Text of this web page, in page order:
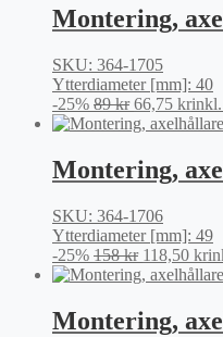
var:
379 kr.
Montering,
SKU: 364-1705
Ytterdiameter [mm]: 40
-25% 89kr Det
ursprungliga
var:
89 kr.
66,75 krDet
Montering,
SKU: 364-1706
Ytterdiameter [mm]: 49
-25% 158kr Det
ursprungliga
var:
158 kr.
118,50 kr
är:
Montering,